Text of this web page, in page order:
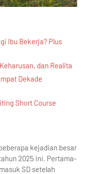
Ibu Bekerja? Plus
dan Realita
Dekade
Short Course
kejadian besar
2025 ini. Pertama-
SD setelah